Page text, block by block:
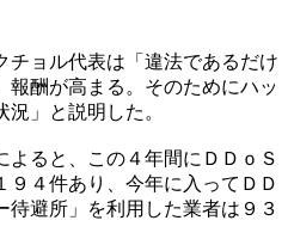
チョル代表は「違法であるだけ
報酬が高まる。そのためにハッ
」と説明した。
ると、この４年間にＤＤｏＳ
４件あり、今年に入ってＤＤ
待避所」を利用した業者は９３